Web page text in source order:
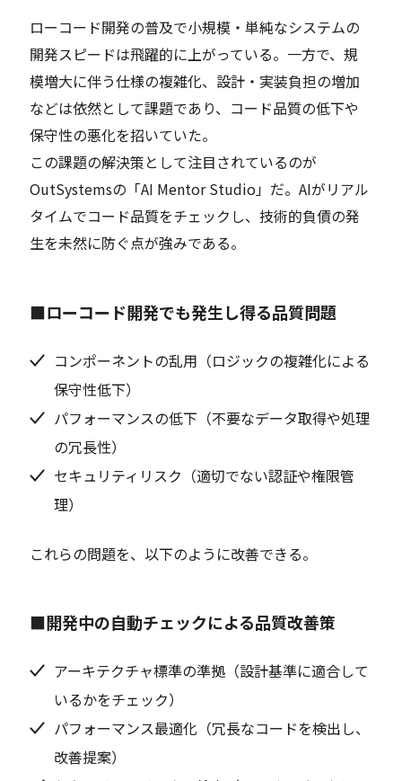
ローコード開発の普及で小規模・単純なシステムの
開発スピードは飛躍的に上がっている。一方で、規
模増大に伴う仕様の複雑化、設計・実装負担の増加
などは依然として課題であり、コード品質の低下や
保守性の悪化を招いていた。
この課題の解決策として注目されているのが
OutSystemsの「AI Mentor Studio」だ。AIがリアル
タイムでコード品質をチェックし、技術的負債の発
生を未然に防ぐ点が強みである。
■ローコード開発でも発生し得る品質問題
コンポーネントの乱用（ロジックの複雑化による
保守性低下）
パフォーマンスの低下（不要なデータ取得や処理
の冗長性）
セキュリティリスク（適切でない認証や権限管
理）
これらの問題を、以下のように改善できる。
■開発中の自動チェックによる品質改善策
アーキテクチャ標準の準拠（設計基準に適合して
いるかをチェック）
パフォーマンス最適化（冗長なコードを検出し、
改善提案）